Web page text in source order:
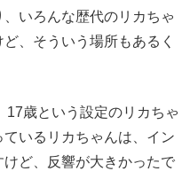
いろんな歴代のリカちゃ
、そういう場所もあるく
歳という設定のリカちゃ
いるリカちゃんは、イン
ど、反響が大きかったで